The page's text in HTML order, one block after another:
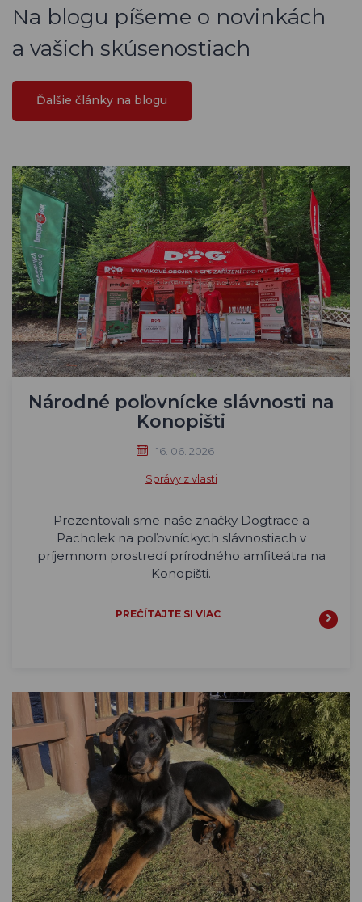
Na blogu píšeme o novinkách
a vašich skúsenostiach
Ďalšie články na blogu
Národné poľovnícke slávnosti na
Konopišti
16. 06. 2026
Správy z vlasti
Prezentovali sme naše značky Dogtrace a
Pacholek na poľovníckych slávnostiach v
príjemnom prostredí prírodného amfiteátra na
Konopišti.
PREČÍTAJTE SI VIAC